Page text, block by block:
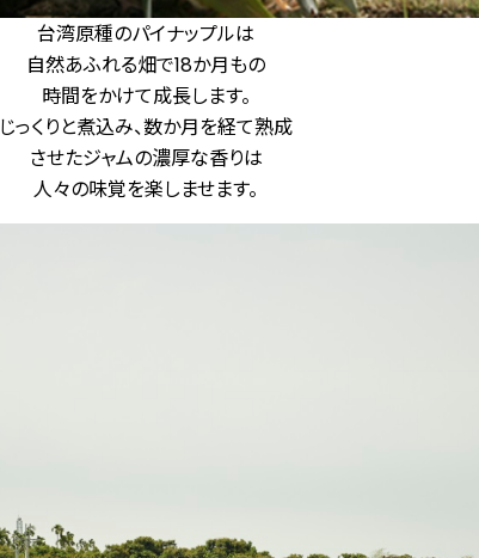
台湾原種のパイナップルは
自然あふれる畑で18か月もの
時間をかけて成長します。
じっくりと煮込み、数か月を経て熟成
させたジャムの濃厚な香りは
人々の味覚を楽しませます。